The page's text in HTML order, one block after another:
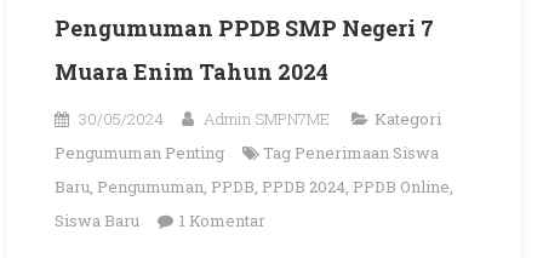
Pengumuman PPDB SMP Negeri 7
Muara Enim Tahun 2024
30/05/2024 Admin SMPN7ME
Kategori
Pengumuman Penting
Tag Penerimaan Siswa
Baru, Pengumuman, PPDB, PPDB 2024, PPDB Online,
Siswa Baru
1 Komentarpada